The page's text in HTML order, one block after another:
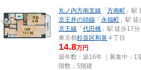
丸ノ内方南支線 「 方南町 」駅
京王井の頭線 「 永福町 」駅
京王線 「 代田橋 」駅 徒歩17分
東京都杉並区和泉 ４丁目
14.8万円
築年数：築16年 ｜募集中： 1
階数：5階建